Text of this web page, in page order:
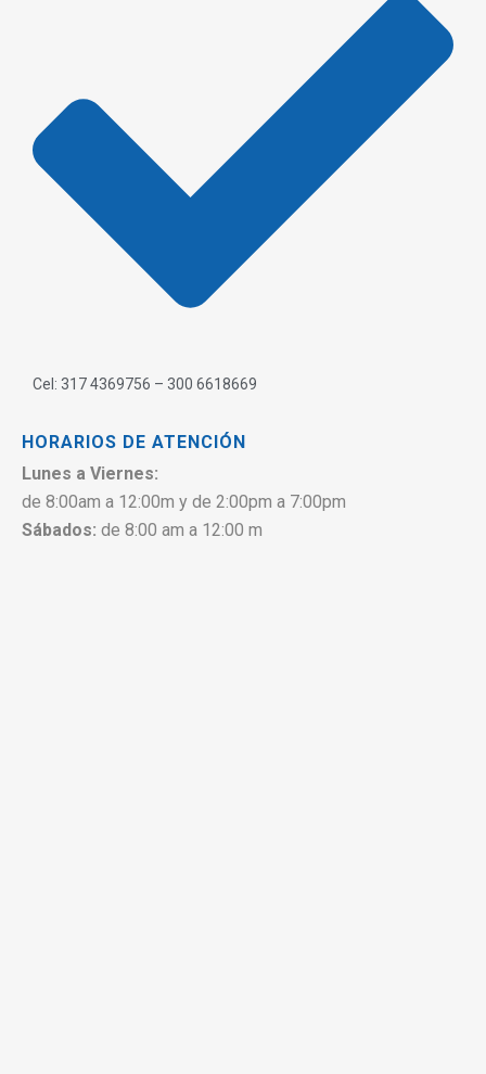
Cel: 317 4369756 – 300 6618669
HORARIOS DE ATENCIÓN
Lunes a Viernes:
de 8:00am a 12:00m y de 2:00pm a 7:00pm
Sábados: de 8:00 am a 12:00 m